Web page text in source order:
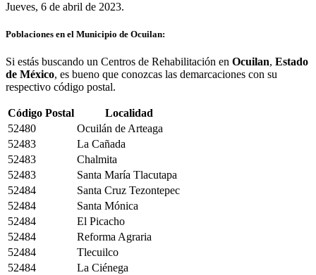
Jueves, 6 de abril de 2023.
Poblaciones en el Municipio de Ocuilan:
Si estás buscando un Centros de Rehabilitación en Ocuilan, Estado
de México, es bueno que conozcas las demarcaciones con su
respectivo código postal.
Código Postal
Localidad
52480
Ocuilán de Arteaga
52483
La Cañada
52483
Chalmita
52483
Santa María Tlacutapa
52484
Santa Cruz Tezontepec
52484
Santa Mónica
52484
El Picacho
52484
Reforma Agraria
52484
Tlecuilco
52484
La Ciénega